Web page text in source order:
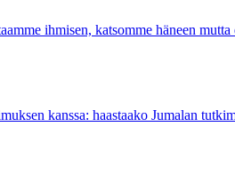
ihmisen, katsomme häneen
kanssa: haastaako Jumalan